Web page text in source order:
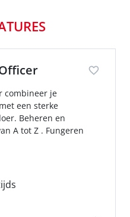
combineer je
een sterke
Beheren en
A tot Z . Fungeren